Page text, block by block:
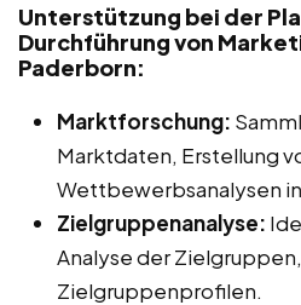
Unterstützung bei der
Durchführung von
Paderborn:
Marktforschung:
Marktdaten, Erstellung
Wettbewerbsanalysen
Zielgruppenanalyse:
Analyse der
Zielgruppenprofilen.